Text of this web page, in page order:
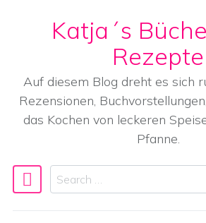
Skip to content
Katja´s
Rezepte
Auf diesem Blog dreht es sich
Rezensionen,
das Kochen von leckeren
Pfanne.
Main Navigation
Search